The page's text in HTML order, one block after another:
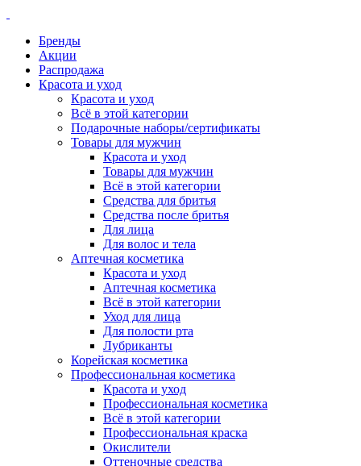
Бренды
Акции
Распродажа
Красота и уход
Красота и уход
Всё в этой категории
Подарочные наборы/сертификаты
Товары для мужчин
Красота и уход
Товары для мужчин
Всё в этой категории
Средства для бритья
Средства после бритья
Для лица
Для волос и тела
Аптечная косметика
Красота и уход
Аптечная косметика
Всё в этой категории
Уход для лица
Для полости рта
Лубриканты
Корейская косметика
Профессиональная косметика
Красота и уход
Профессиональная косметика
Всё в этой категории
Профессиональная краска
Окислители
Оттеночные средства